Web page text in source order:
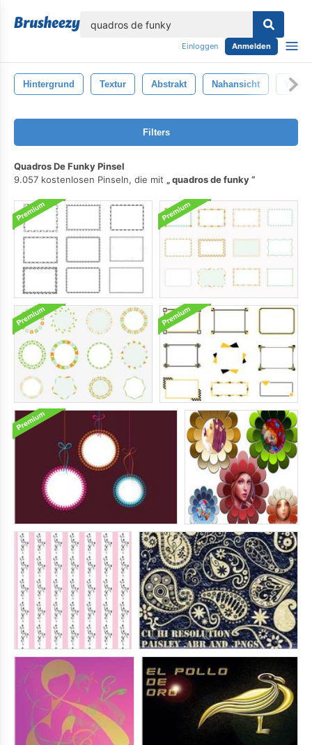
Einloggen Anmelden
Hintergrund Textur Abstrakt Nahansicht Weiß
Filters
Quadros De Funky Pinsel
9.057 kostenlosen Pinseln, die mit
quadros de funky